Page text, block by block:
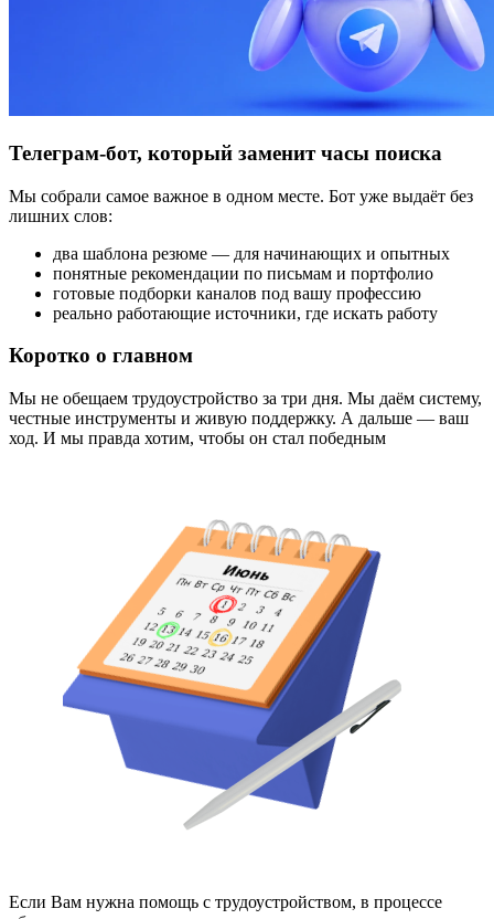
Телеграм-бот, который заменит часы поиска
Мы собрали самое важное в одном месте. Бот уже выдаёт без
лишних слов:
два шаблона резюме — для начинающих и опытных
понятные рекомендации по письмам и портфолио
готовые подборки каналов под вашу профессию
реально работающие источники, где искать работу
Коротко о главном
Мы не обещаем трудоустройство за три дня. Мы даём систему,
честные инструменты и живую поддержку. А дальше — ваш
ход. И мы правда хотим, чтобы он стал победным
Если Вам нужна помощь с трудоустройством, в процессе